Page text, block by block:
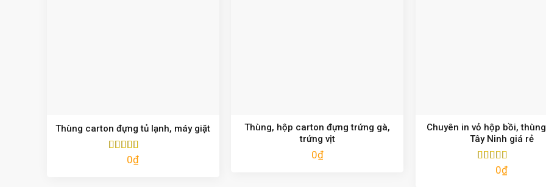
Thùng carton đựng tủ lạnh, máy giặt
Được xếp
0₫
Thùng, hộp carton đựng trứng gà,
trứng vịt
0₫
Chuyên in vỏ hộp bồi,
Tây Ninh giá rẻ
Được xếp
0₫